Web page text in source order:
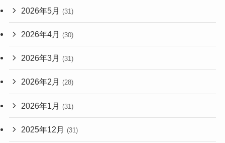
2026年5月 (31)
2026年4月 (30)
2026年3月 (31)
2026年2月 (28)
2026年1月 (31)
2025年12月 (31)